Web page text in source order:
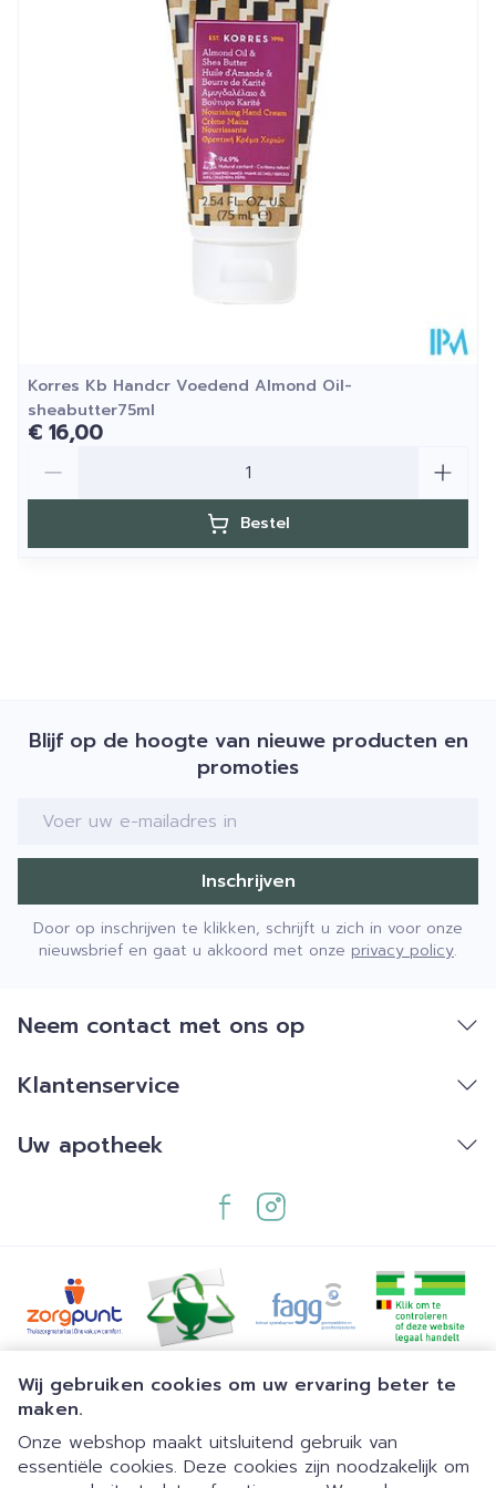
Wij gebruiken cookies om uw ervaring beter te
maken.
Onze webshop maakt uitsluitend gebruik van
essentiële cookies. Deze cookies zijn noodzakelijk om
98 mm
50
Kamertemperatuur (15°C -
25°C)
Korres Kb Handcr Voedend Almond Oil-
sheabutter75ml
€ 16,00
Bestel
Blijf op de hoogte van nieuwe producten en
promoties
E-mail adres
Inschrijven
Door op inschrijven te klikken, schrijft u zich in voor onze
nieuwsbrief en gaat u akkoord met onze privacy policy.
Neem contact met ons op
Klantenservice
Uw apotheek
Juridische links